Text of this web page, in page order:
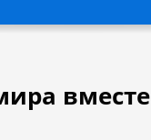
вместе